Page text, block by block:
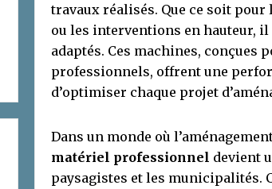
travaux réalisés. Que ce soit
ou les interventions en hauteur,
adaptés. Ces machines, conçues
professionnels, offrent une
d’optimiser chaque projet
Dans un monde où
matériel professionnel devient
paysagistes et les municipalités.